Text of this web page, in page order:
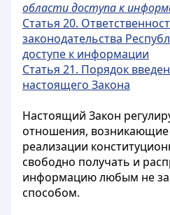
области доступа к
Статья 20.
законодательства
доступе к информации
Статья 21. Порядок
настоящего Закона
Настоящий Закон
отношения, возникающие
реализации
свободно получать и
информацию любым не
способом.